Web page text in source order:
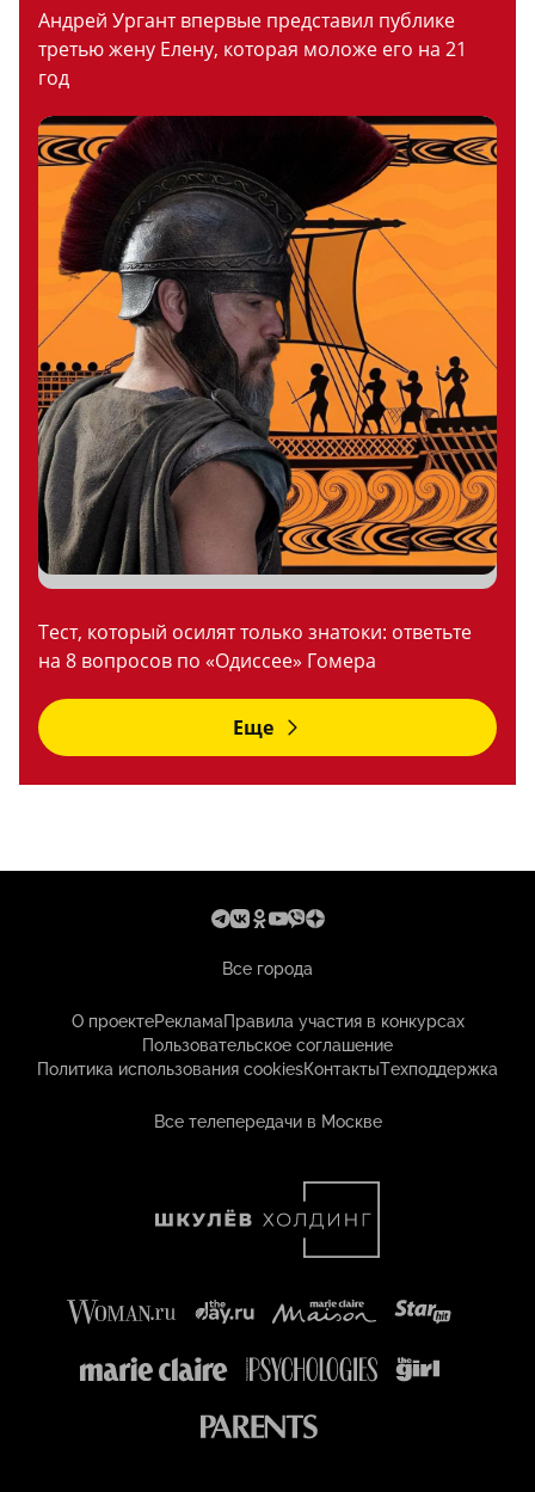
Андрей Ургант впервые представил публике
третью жену Елену, которая моложе его на 21
год
Тест, который осилят только знатоки: ответьте
на 8 вопросов по «Одиссее» Гомера
Еще
Все города
О проектеРекламаПравила участия в конкурсах
Пользовательское соглашение
Политика использования cookiesКонтактыТехподдержка
Все телепередачи в Москве